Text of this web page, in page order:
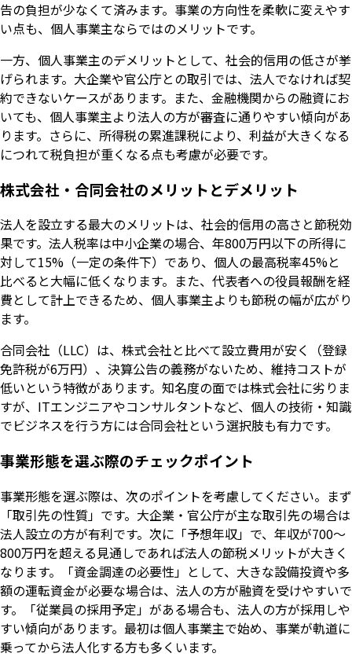
告の負担が少なくて済みます。事業の方向性を柔軟に変えやす
い点も、個人事業主ならではのメリットです。
一方、個人事業主のデメリットとして、社会的信用の低さが挙
げられます。大企業や官公庁との取引では、法人でなければ契
約できないケースがあります。また、金融機関からの融資にお
いても、個人事業主より法人の方が審査に通りやすい傾向があ
ります。さらに、所得税の累進課税により、利益が大きくなる
につれて税負担が重くなる点も考慮が必要です。
株式会社・合同会社のメリットとデメリット
法人を設立する最大のメリットは、社会的信用の高さと節税効
果です。法人税率は中小企業の場合、年800万円以下の所得に
対して15%（一定の条件下）であり、個人の最高税率45%と
比べると大幅に低くなります。また、代表者への役員報酬を経
費として計上できるため、個人事業主よりも節税の幅が広がり
ます。
合同会社（LLC）は、株式会社と比べて設立費用が安く（登録
免許税が6万円）、決算公告の義務がないため、維持コストが
低いという特徴があります。知名度の面では株式会社に劣りま
すが、ITエンジニアやコンサルタントなど、個人の技術・知識
でビジネスを行う方には合同会社という選択肢も有力です。
事業形態を選ぶ際のチェックポイント
事業形態を選ぶ際は、次のポイントを考慮してください。まず
「取引先の性質」です。大企業・官公庁が主な取引先の場合は
法人設立の方が有利です。次に「予想年収」で、年収が700〜
800万円を超える見通しであれば法人の節税メリットが大きく
なります。「資金調達の必要性」として、大きな設備投資や多
額の運転資金が必要な場合は、法人の方が融資を受けやすいで
す。「従業員の採用予定」がある場合も、法人の方が採用しや
すい傾向があります。最初は個人事業主で始め、事業が軌道に
乗ってから法人化する方も多くいます。